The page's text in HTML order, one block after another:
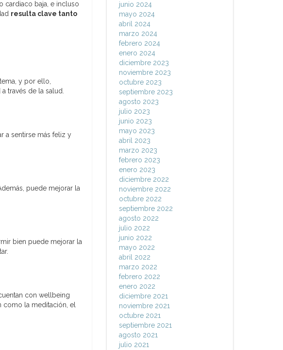
cardiaco baja, e incluso
resulta clave tanto
y por ello,
través de la salud.
a sentirse más feliz y
puede mejorar la
bien puede mejorar la
con wellbeing
como la meditación, el
junio 2024
mayo 2024
abril 2024
marzo 2024
febrero 2024
enero 2024
diciembre 2023
noviembre 2023
octubre 2023
septiembre 2023
agosto 2023
julio 2023
junio 2023
mayo 2023
abril 2023
marzo 2023
febrero 2023
enero 2023
diciembre 2022
noviembre 2022
octubre 2022
septiembre 2022
agosto 2022
julio 2022
junio 2022
mayo 2022
abril 2022
marzo 2022
febrero 2022
enero 2022
diciembre 2021
noviembre 2021
octubre 2021
septiembre 2021
agosto 2021
julio 2021